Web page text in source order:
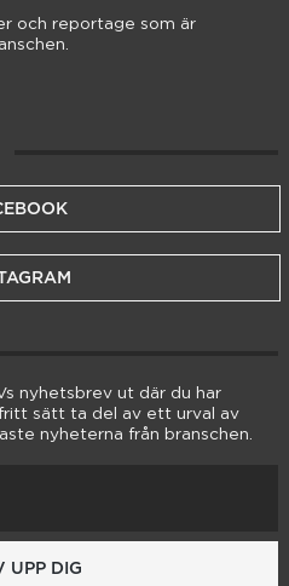
och reportage som är
nyhetsbrev ut där du har
sätt ta del av ett urval av
nyheterna från branschen.
UPP DIG